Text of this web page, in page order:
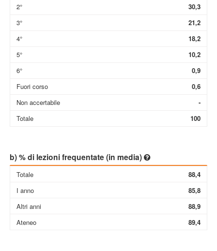
2°
3°
4°
5°
6°
Fuori corso
Non accertabile
Totale
30,3
21,2
18,2
10,2
0,9
0,6
-
100
b) % di lezioni frequentate (in media)
Totale
I anno
Altri anni
Ateneo
88,4
85,8
88,9
89,4